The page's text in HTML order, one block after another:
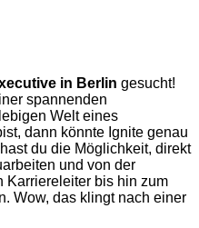
in Berlin gesucht!
spannenden
Welt eines
dann könnte Ignite genau
du die Möglichkeit, direkt
und von der
Karriereleiter bis hin zum
Wow, das klingt nach einer